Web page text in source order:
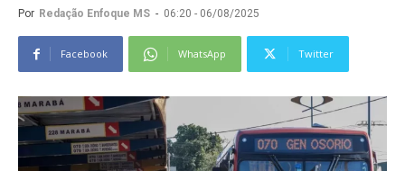
Por Redação Enfoque MS - 06:20 - 06/08/2025
Facebook WhatsApp Twitter